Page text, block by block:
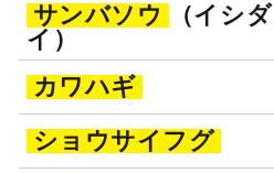
サンバソウ
（イシダ
イ）
カワハギ
ショウサイフグ